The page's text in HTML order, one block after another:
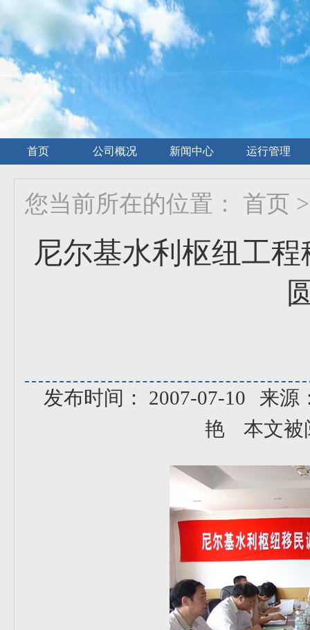
首页 公司概况 新闻中心 运行管理
您当前所在的位置： 首页 >
尼尔基水利枢纽工
发布时间： 2007-07-10
来源
艳
本文被